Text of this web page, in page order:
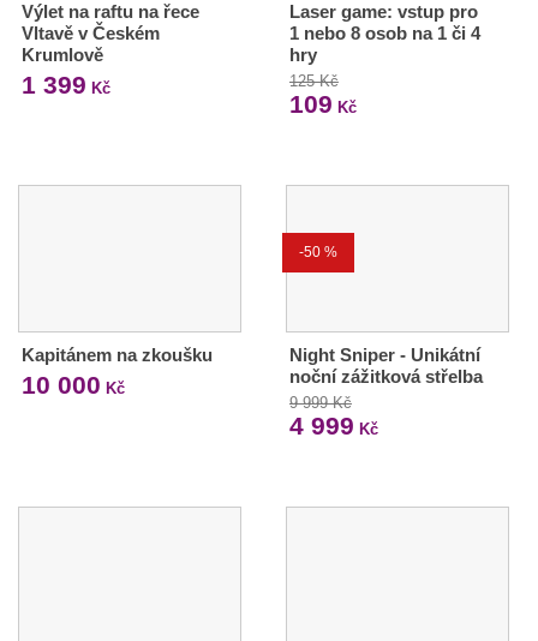
Výlet na raftu na řece
Vltavě v Českém
Krumlově
1 399 Kč
Laser game: vstup pro
1 nebo 8 osob na 1 či 4
hry
125 Kč
109 Kč
Kapitánem na zkoušku
10 000 Kč
-50 %
Night Sniper - Unikátní
noční zážitková střelba
9 999 Kč
4 999 Kč